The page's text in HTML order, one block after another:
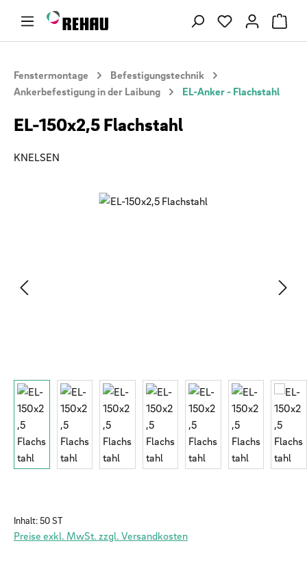
Zum Hauptinhalt springen Du hast 0
Fenstermontage
Befestigungstechnik
Ankerbefestigung in der Laibung
EL-Anker - Flachstahl
EL-150x2,5 Flachstahl
KNELSEN
Bildergalerie überspringen
Inhalt:50 ST
Preise exkl. MwSt. zzgl. Versandkosten